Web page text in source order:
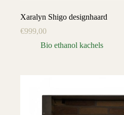
Xaralyn Shigo designhaard
€999,00
Bio ethanol kachels